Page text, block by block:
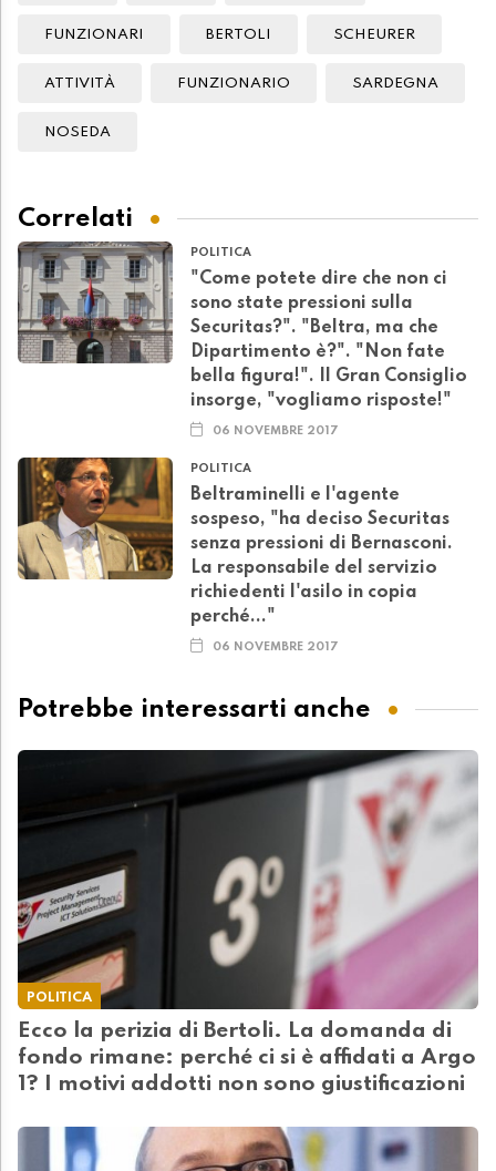
FUNZIONARI BERTOLI SCHEURER
ATTIVITÀ FUNZIONARIO SARDEGNA
NOSEDA
Correlati
POLITICA
"Come potete dire che non ci
sono state pressioni sulla
Securitas?". "Beltra, ma che
Dipartimento è?". "Non fate
bella figura!". Il Gran Consiglio
insorge, "vogliamo risposte!"
06 NOVEMBRE 2017
POLITICA
Beltraminelli e l'agente
sospeso, "ha deciso Securitas
senza pressioni di Bernasconi.
La responsabile del servizio
richiedenti l'asilo in copia
perché..."
06 NOVEMBRE 2017
Potrebbe interessarti anche
POLITICA
Ecco la perizia di Bertoli. La domanda di
fondo rimane: perché ci si è affidati a Argo
1? I motivi addotti non sono giustificazioni